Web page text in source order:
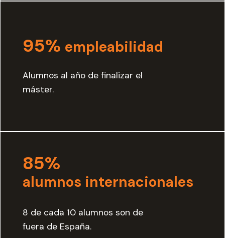
95% empleabilidad
Alumnos al año de finalizar el
máster.
85%
alumnos internacionales
8 de cada 10 alumnos son de
fuera de España.